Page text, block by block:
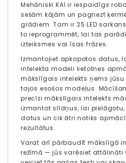
Mehāniski KAI ir iespaidīgs
sešām kājām un pagriezt
grādiem. Tam ir 25 LED
to ieprogrammēt, lai tas
izteiksmes vai īsas frāzes.
Izmantojiet apkopotos datus,
intelekta modeli lietotnes
mākslīgais intelekts ņems
tajos esošos modeļus.
precīzi mākslīgais intelekts
izmantot slīdņus, lai
datus un cik ātri notiks
rezultātus.
Varat arī pārbaudīt mākslīgā
režīmā — jūs varēsiet attālināti